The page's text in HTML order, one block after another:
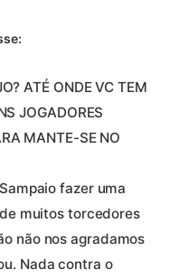
ATÉ ONDE VC TEM
JOGADORES
MANTE-SE NO
fazer uma
muitos torcedores
não nos agradamos
Nada contra o